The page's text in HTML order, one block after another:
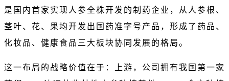
是国内首家实现人参全株开发的制药企业，从人参根、
茎叶、花、果均开发出国药准字号产品，形成了药品、
化妆品、健康食品三大板块协同发展的格局。
这一布局的战略价值在于：上游，公司拥有我国第一家